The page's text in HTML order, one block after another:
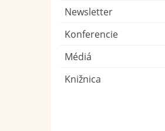
Newsletter
Konferencie
Médiá
Knižnica